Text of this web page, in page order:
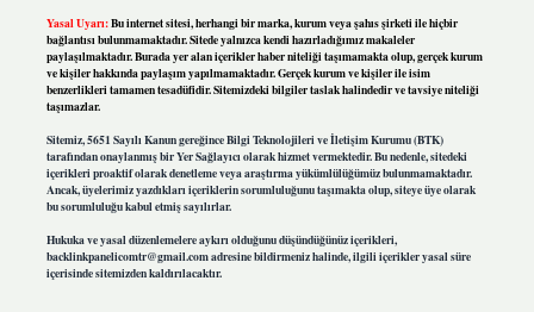
Yasal Uyarı:Bu internet sitesi, herhangi bir marka, kurum veya şahıs şirketi ile hiçbir
bağlantısı bulunmamaktadır. Sitede yalnızca kendi hazırladığımız makaleler
paylaşılmaktadır. Burada yer alan içerikler haber niteliği taşımamakta olup, gerçek kurum
ve kişiler hakkında paylaşım yapılmamaktadır. Gerçek kurum ve kişiler ile isim
benzerlikleri tamamen tesadüfidir. Sitemizdeki bilgiler taslak halindedir ve tavsiye niteliği
taşımazlar.
Sitemiz, 5651 Sayılı Kanun gereğince Bilgi Teknolojileri ve İletişim Kurumu (BTK)
tarafından onaylanmış bir Yer Sağlayıcı olarak hizmet vermektedir. Bu nedenle, sitedeki
içerikleri proaktif olarak denetleme veya araştırma yükümlülüğümüz bulunmamaktadır.
Ancak, üyelerimiz yazdıkları içeriklerin sorumluluğunu taşımakta olup, siteye üye olarak
bu sorumluluğu kabul etmiş sayılırlar.
Hukuka ve yasal düzenlemelere aykırı olduğunu düşündüğünüz içerikleri,
backlinkpanelicomtr@gmail.comadresine bildirmeniz halinde, ilgili içerikler yasal süre
içerisinde sitemizden kaldırılacaktır.